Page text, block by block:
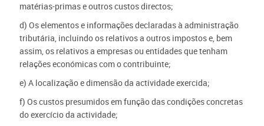
matérias-primas e outros custos directos;
d) Os elementos e informações declaradas à administração
tributária, incluindo os relativos a outros impostos e, bem
assim, os relativos a empresas ou entidades que tenham
relações económicas com o contribuinte;
e) A localização e dimensão da actividade exercida;
f) Os custos presumidos em função das condições concretas
do exercício da actividade;